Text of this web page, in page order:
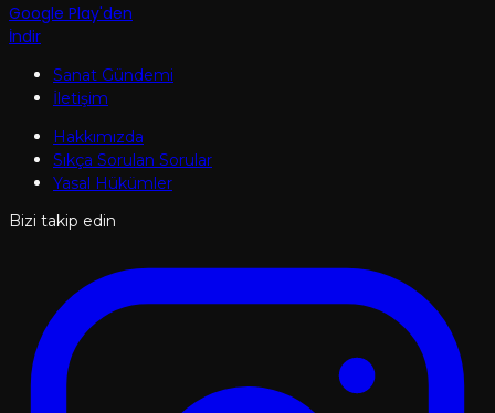
Google Play'den
İndir
Sanat Gündemi
İletişim
Hakkımızda
Sıkça Sorulan Sorular
Yasal Hükümler
Bizi takip edin